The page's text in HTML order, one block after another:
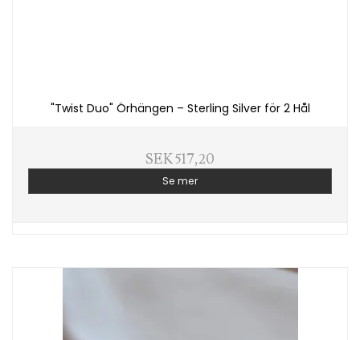
"Twist Duo" Örhängen – Sterling Silver för 2 Hål
SEK 517,20
Se mer